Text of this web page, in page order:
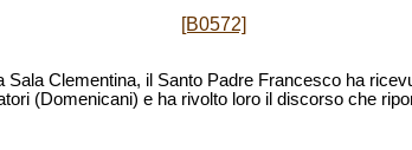
[B0572]
Sala Clementina, il Santo Padre Francesco ha
(Domenicani) e ha rivolto loro il discorso che